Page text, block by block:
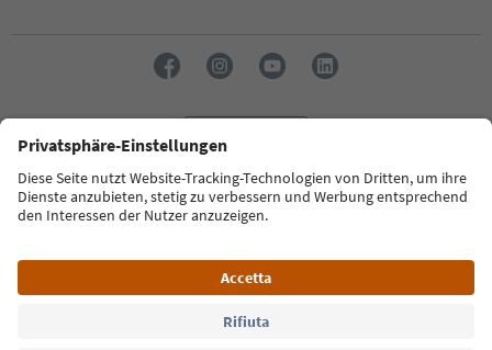
Südtirol Guide App